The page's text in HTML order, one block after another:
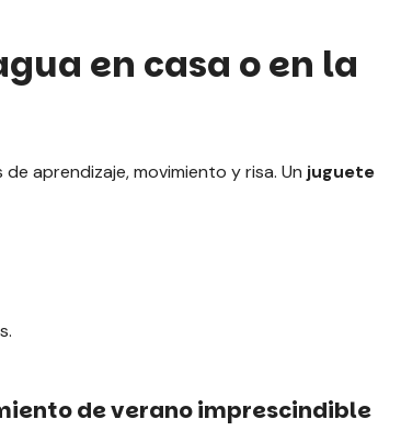
en casa o en la
aprendizaje, movimiento y risa. Un juguete
de verano imprescindible